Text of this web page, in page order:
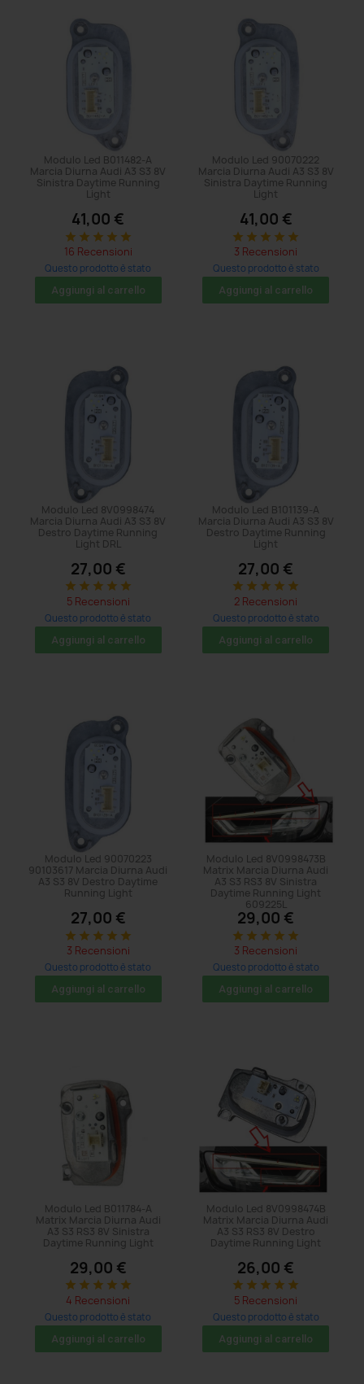
Modulo Led B011482-A
Marcia Diurna Audi A3 S3 8V
Sinistra Daytime Running
Light
41,00 €
star star star star star
16 Recensioni
Questo prodotto è stato
acquistato: 494 volte
Aggiungi al carrello
Modulo Led 90070222
Marcia Diurna Audi A3 S3 8V
Sinistra Daytime Running
Light
41,00 €
star star star star star
3 Recensioni
Questo prodotto è stato
acquistato: 89 volte
Aggiungi al carrello
Modulo Led 8V0998474
Marcia Diurna Audi A3 S3 8V
Destro Daytime Running
Light DRL
27,00 €
star star star star star
5 Recensioni
Questo prodotto è stato
acquistato: 224 volte
Aggiungi al carrello
Modulo Led B101139-A
Marcia Diurna Audi A3 S3 8V
Destro Daytime Running
Light
27,00 €
star star star star star
2 Recensioni
Questo prodotto è stato
acquistato: 101 volte
Aggiungi al carrello
Modulo Led 90070223
90103617 Marcia Diurna Audi
A3 S3 8V Destro Daytime
Running Light
27,00 €
star star star star star
3 Recensioni
Questo prodotto è stato
acquistato: 107 volte
Aggiungi al carrello
Modulo Led 8V0998473B
Matrix Marcia Diurna Audi
A3 S3 RS3 8V Sinistra
Daytime Running Light
609225L
29,00 €
star star star star star
3 Recensioni
Questo prodotto è stato
acquistato: 146 volte
Aggiungi al carrello
Modulo Led B011784-A
Matrix Marcia Diurna Audi
A3 S3 RS3 8V Sinistra
Daytime Running Light
29,00 €
star star star star star
4 Recensioni
Questo prodotto è stato
acquistato: 83 volte
Aggiungi al carrello
Modulo Led 8V0998474B
Matrix Marcia Diurna Audi
A3 S3 RS3 8V Destro
Daytime Running Light
26,00 €
star star star star star
5 Recensioni
Questo prodotto è stato
acquistato: 83 volte
Aggiungi al carrello